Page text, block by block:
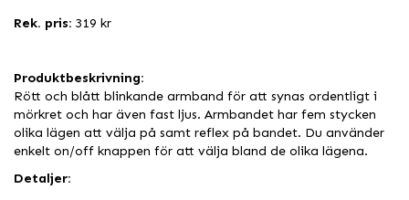
Rek. pris: 319 kr
Produktbeskrivning:
Rött och blått blinkande armband för att synas ordentligt i
mörkret och har även fast ljus. Armbandet har fem stycken
olika lägen att välja på samt reflex på bandet. Du använder
enkelt on/off knappen för att välja bland de olika lägena.
Detaljer: